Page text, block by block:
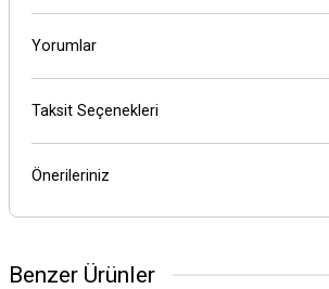
Yorumlar
Taksit Seçenekleri
Önerileriniz
Benzer Ürünler